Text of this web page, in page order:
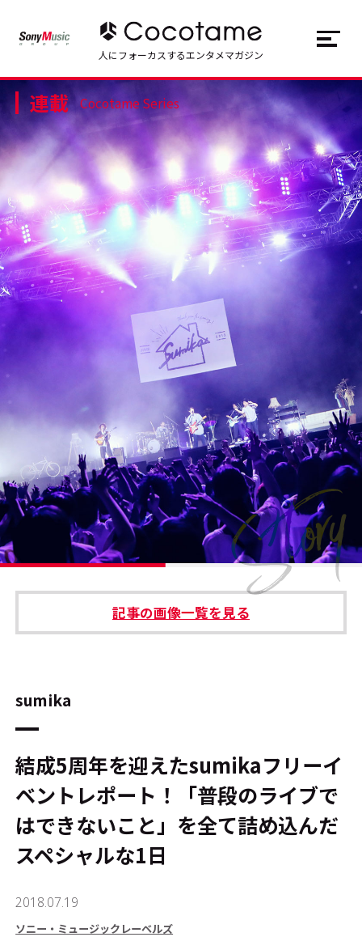
トップ Top
記事一覧 Articles
連載一覧 Series
Cocotameとは About
#エンタメ業界のちょっといい話
#サステナブルな取り組み #スタッフが語る
#リクルート
運営会社 プライバシーポリシー
本サイトご利用にあたって Cookie Settings
JP EN
人にフォーカスするエンタメマガジン
連載 Cocotame Series
記事の画像一覧を見る
sumika
結成5周年を迎えたsumikaフリーイ
ベントレポート！「普段のライブで
はできないこと」を全て詰め込んだ
スペシャルな1日
2018.07.19
ソニー・ミュージックレーベルズ